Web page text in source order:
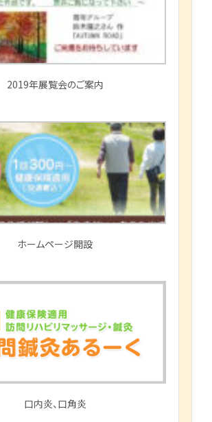
2019年展覧会のご案内
ホームページ開設
口内炎、口角炎